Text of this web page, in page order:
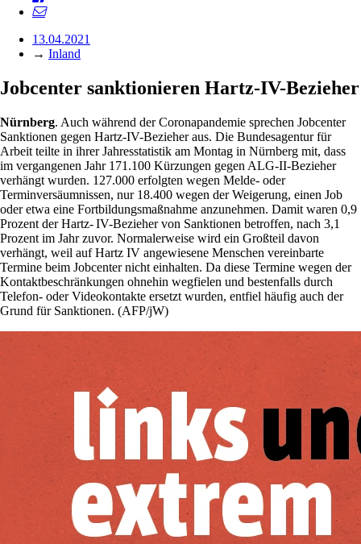
13.04.2021
→ Inland
Jobcenter sanktionieren Hartz-IV-Bezieher
Nürnberg. Auch während der Coronapandemie sprechen Jobcenter
Sanktionen gegen Hartz-IV-Bezieher aus. Die Bundesagentur für
Arbeit teilte in ihrer Jahresstatistik am Montag in Nürnberg mit, dass
im vergangenen Jahr 171.100 Kürzungen gegen ALG-II-Bezieher
verhängt wurden. 127.000 erfolgten wegen Melde- oder
Terminversäumnissen, nur 18.400 wegen der Weigerung, einen Job
oder etwa eine Fortbildungsmaßnahme anzunehmen. Damit waren 0,9
Prozent der Hartz- IV-­Bezieher von Sanktionen betroffen, nach 3,1
Prozent im Jahr zuvor. Normalerweise wird ein Großteil davon
verhängt, weil auf Hartz IV angewiesene Menschen vereinbarte
Termine beim Jobcenter nicht einhalten. Da diese Termine wegen der
Kontaktbeschränkungen ohnehin wegfielen und bestenfalls durch
Telefon- oder Videokontakte ersetzt wurden, entfiel häufig auch der
Grund für Sanktionen. (AFP/jW)